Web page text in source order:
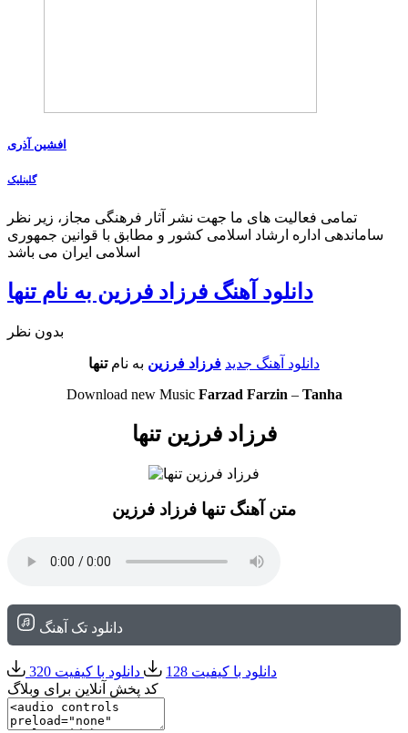
افشین آذری
گلینلیک
تمامی فعالیت های ما جهت نشر آثار فرهنگی مجاز، زیر نظر
ساماندهی اداره ارشاد اسلامی کشور و مطابق با قوانین جمهوری
اسلامی ایران می باشد
دانلود آهنگ فرزاد فرزین به نام تنها
بدون نظر
دانلود آهنگ جدید فرزاد فرزین به نامتنها
Download new Music Farzad Farzin – Tanha
فرزاد فرزین تنها
متن آهنگ تنها فرزاد فرزین
دانلود تک آهنگ
دانلود با کیفیت 128
دانلود با کیفیت 320
کد پخش آنلاین برای وبلاگ